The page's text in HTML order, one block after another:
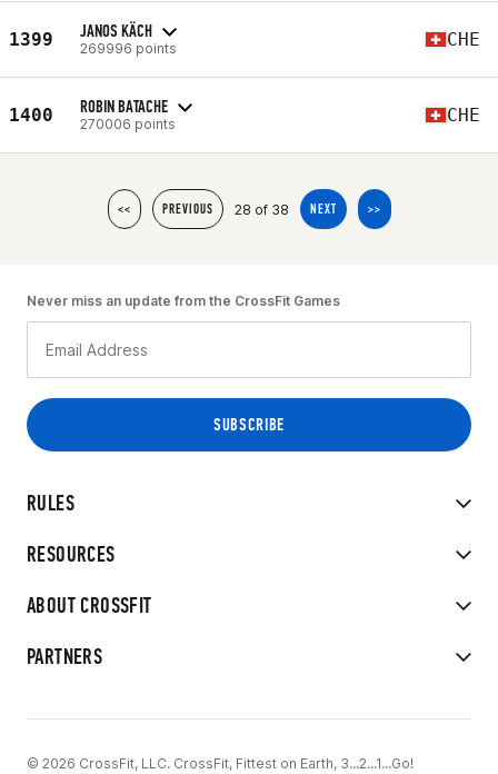
1399 JANOS KÄCH
269996 points CHE
1400 ROBIN BATACHE
270006 points CHE
<< PREVIOUS 28 of 38 NEXT >>
RULES
RESOURCES
ABOUT CROSSFIT
PARTNERS
Never miss an update from the CrossFit Games
© 2026 CrossFit, LLC. CrossFit, Fittest on Earth, 3...2...1...Go!